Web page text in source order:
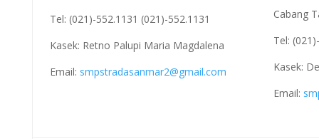
Tel: (021)-552.1131 (021)-552.1131
Kasek: Retno Palupi Maria Magdalena
Email: smpstradasanmar2@gmail.com
Cabang
Tel:
Kasek:
Email: